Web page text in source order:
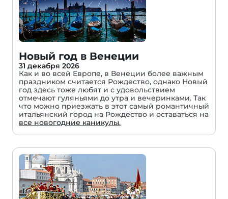
Новый год в Венеции
31 декабря 2026
Как и во всей Европе, в Венеции более важным
праздником считается Рождество, однако Новый
год здесь тоже любят и с удовольствием
отмечают гуляньями до утра и вечеринками. Так
что можно приезжать в этот самый романтичный
итальянский город на Рождество и оставаться на
все новогодние каникулы.